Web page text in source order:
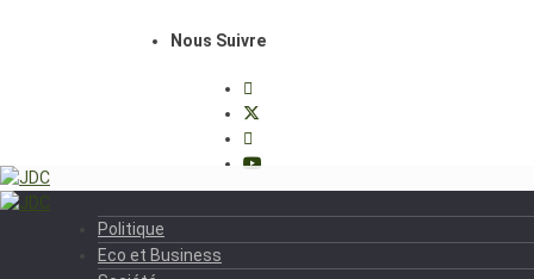
Nous Suivre
Politique
Eco et Business